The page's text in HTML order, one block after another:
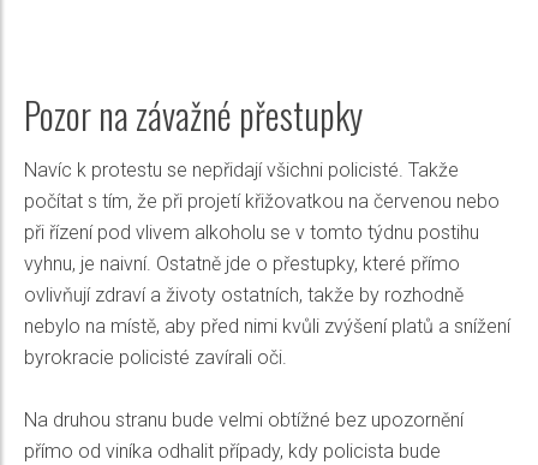
Pozor na závažné přestupky
Navíc k protestu se nepřidají všichni policisté. Takže
počítat s tím, že při projetí křižovatkou na červenou nebo
při řízení pod vlivem alkoholu se v tomto týdnu postihu
vyhnu, je naivní. Ostatně jde o přestupky, které přímo
ovlivňují zdraví a životy ostatních, takže by rozhodně
nebylo na místě, aby před nimi kvůli zvýšení platů a snížení
byrokracie policisté zavírali oči.
Na druhou stranu bude velmi obtížné bez upozornění
přímo od viníka odhalit případy, kdy policista bude